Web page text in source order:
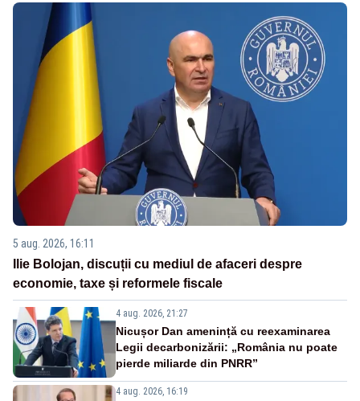
5 aug. 2026, 16:11
Ilie Bolojan, discuții cu mediul de afaceri despre
economie, taxe și reformele fiscale
4 aug. 2026, 21:27
Nicușor Dan amenință cu reexaminarea
Legii decarbonizării: „România nu poate
pierde miliarde din PNRR”
4 aug. 2026, 16:19